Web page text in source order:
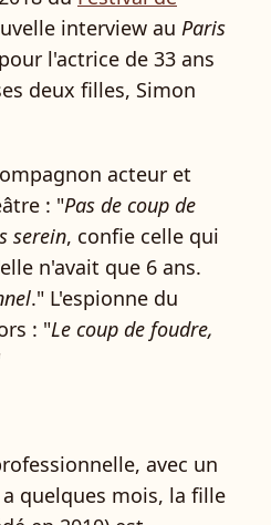
interview au Paris
l'actrice de 33 ans
deux filles, Simon
acteur et
: "Pas de coup de
serein, confie celle qui
n'avait que 6 ans.
." L'espionne du
: "Le coup de foudre,
avec un
quelques mois, la fille